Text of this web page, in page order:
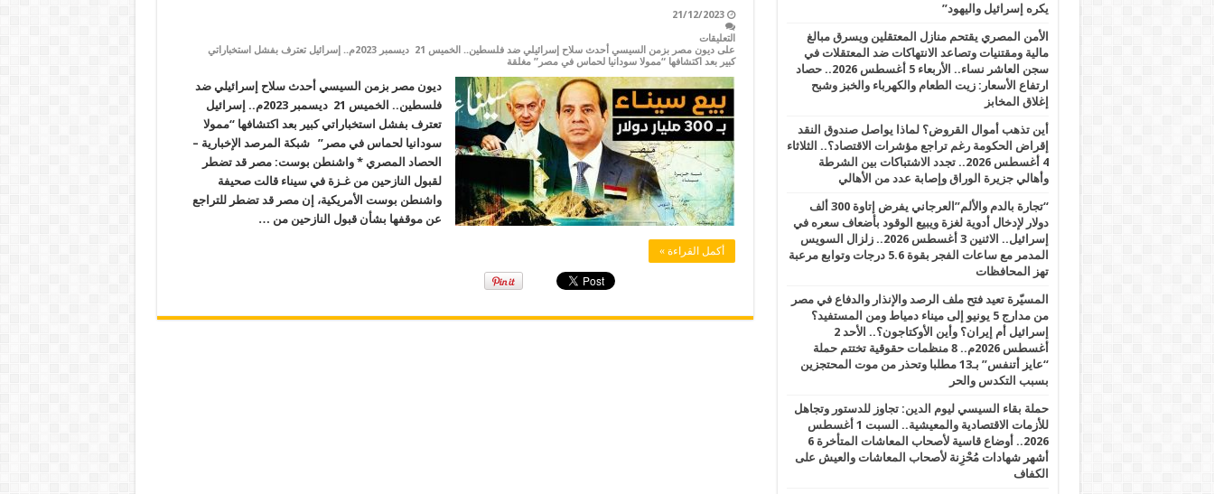
21/12/2023
التعليقات
على ديون مصر بزمن السيسي أحدث سلاح إسرائيلي ضد فلسطين.. الخميس 21 ديسمبر 2023م.. إسرائيل تعترف بفشل استخباراتي
كبير بعد اكتشافها “ممولا سودانيا لحماس في مصر” مغلقة
ديون مصر بزمن السيسي أحدث سلاح إسرائيلي ضد
فلسطين.. الخميس 21 ديسمبر 2023م.. إسرائيل
تعترف بفشل استخباراتي كبير بعد اكتشافها “ممولا
سودانيا لحماس في مصر” شبكة المرصد الإخبارية –
الحصاد المصري * واشنطن بوست: مصر قد تضطر
لقبول النازحين من غـزة في سيناء قالت صحيفة
واشنطن بوست الأمريكية، إن مصر قد تضطر للتراجع
عن موقفها بشأن قبول النازحين من …
أكمل القراءة »
يكره إسرائيل واليهود”
الأمن المصري يقتحم منازل المعتقلين ويسرق مبالغ
مالية ومقتنيات وتصاعد الانتهاكات ضد المعتقلات في
سجن العاشر نساء.. الأربعاء 5 أغسطس 2026.. حصاد
ارتفاع الأسعار: زيت الطعام والكهرباء والخبز وشبح
إغلاق المخابز
أين تذهب أموال القروض؟ لماذا يواصل صندوق النقد
إقراض الحكومة رغم تراجع مؤشرات الاقتصاد؟.. الثلاثاء
4 أغسطس 2026.. تجدد الاشتباكات بين الشرطة
وأهالي جزيرة الوراق وإصابة عدد من الأهالي
“تجارة بالدم والألم”العرجاني يفرض إتاوة 300 ألف
دولار لإدخال أدوية لغزة ويبيع الوقود بأضعاف سعره في
إسرائيل.. الاثنين 3 أغسطس 2026.. زلزال السويس
المدمر مع ساعات الفجر بقوة 5.6 درجات وتوابع مرعبة
تهز المحافظات
المسيّرة تعيد فتح ملف الرصد والإنذار والدفاع في مصر
من مدارج 5 يونيو إلى ميناء دمياط ومن المستفيد؟
إسرائيل أم إيران؟ وأين الأوكتاجون؟.. الأحد 2
أغسطس 2026م.. 8 منظمات حقوقية تختتم حملة
“عايز أتنفس” بـ13 مطلبا وتحذر من موت المحتجزين
بسبب التكدس والحر
حملة بقاء السيسي ليوم الدين: تجاوز للدستور وتجاهل
للأزمات الاقتصادية والمعيشية.. السبت 1 أغسطس
2026.. أوضاع قاسية لأصحاب المعاشات المتأخرة 6
أشهر شهادات مُحْزِنة لأصحاب المعاشات والعيش على
الكفاف